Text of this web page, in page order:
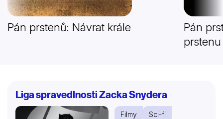
Pán prstenů: Návrat krále
Pán
prstenu
Liga spravedlnosti Zacka Snydera
Filmy
Sci-fi